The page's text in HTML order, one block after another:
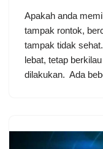
Apakah anda
tampak rontok,
tampak tidak
lebat, tetap
dilakukan. Ada